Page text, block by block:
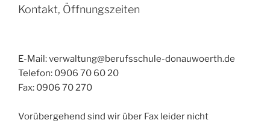
Kontakt, Öffnungszeiten
E-Mail: verwaltung@berufsschule-donauwoerth.de
Telefon: 0906 70 60 20
Fax: 0906 70 270
Vorübergehend sind wir über Fax leider nicht